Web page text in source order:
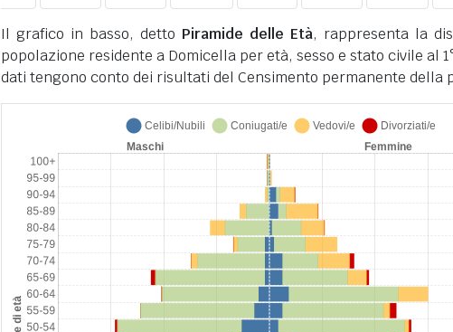
Il grafico in basso, detto Piramide delle Età, rappresenta la
popolazione residente a Domicella per età, sesso e stato civile al
dati tengono conto dei risultati del Censimento permanente della